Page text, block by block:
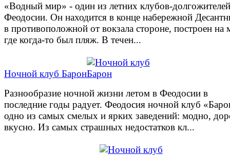
«Водный мир» - один из летних клубов-
Феодосии. Он находится в конце набережной
в противоположной от вокзала стороне, построен на
где когда-то был пляж. В течен...
Ночной клуб Барон
Разнообразие ночной жизни летом в Феодосии в
последние годы радует. Феодосия ночной клуб
одно из самых смелых и ярких заведений: модно,
вкусно. Из самых страшных недостатков кл...